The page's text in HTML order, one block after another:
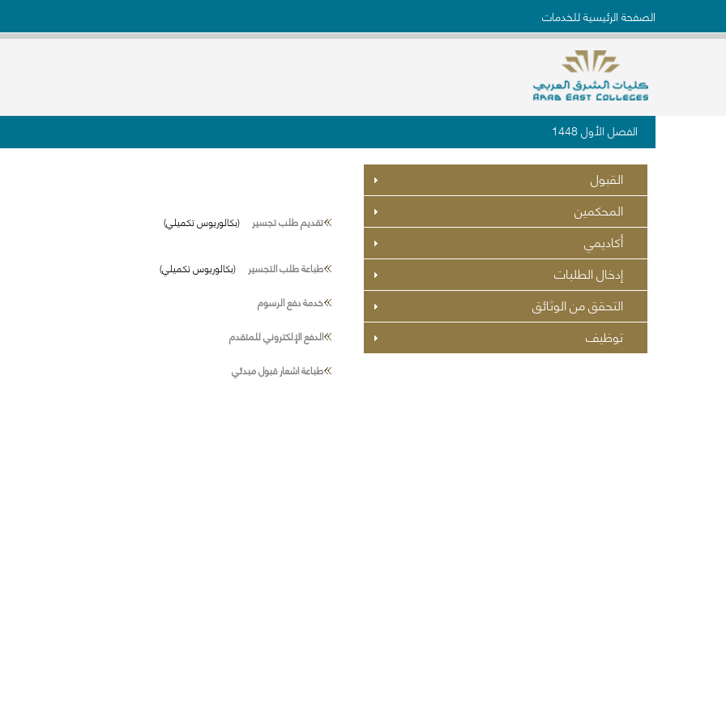
الصفحة الرئيسية للخدمات
الفصل الأول 1448
القبول
المحكمين
أكاديمي
إدخال الطلبات
التحقق من الوثائق
توظيف
تقديم طلب تجسير (بكالوريوس تكميلي)
طباعة طلب التجسير (بكالوريوس تكميلي)
خدمة دفع الرسوم
الدفع الإلكتروني للمتقدم
طباعة اشعار قبول مبدئي